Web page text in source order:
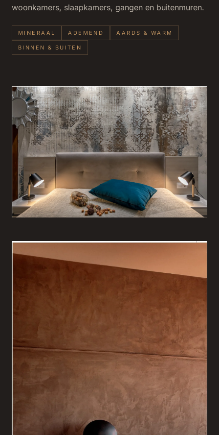
woonkamers, slaapkamers, gangen en buitenmuren.
MINERAAL ADEMEND AARDS & WARM
BINNEN & BUITEN